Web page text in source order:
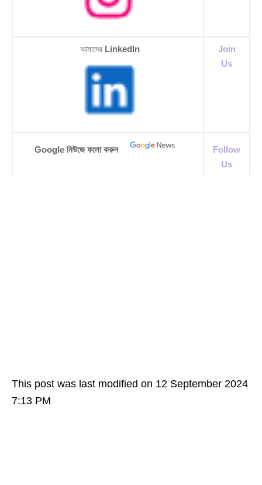
আমাদের LinkedIn
Join
Us
Google নিউজে ফলো করুন
Follow
Us
This post was last modified on 12 September 2024
7:13 PM